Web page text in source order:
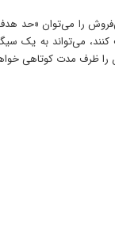
پیش‌فروش را می‌توان
می‌تواند به یک
را ظرف مدت کوتاهی